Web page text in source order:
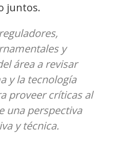
juntos.
y
área a revisar
y la tecnología
proveer críticas al
una perspectiva
y técnica.